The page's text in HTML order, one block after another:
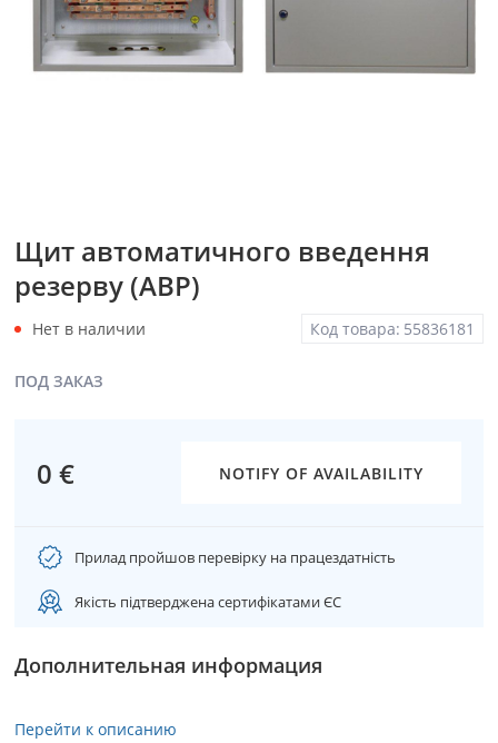
Щит автоматичного введення
резерву (АВР)
Код товара: 55836181
Нет в наличии
ПОД ЗАКАЗ
0 € NOTIFY OF AVAILABILITY
Прилад пройшов перевірку на працездатність
Якість підтверджена сертифікатами ЄС
Дополнительная информация
Перейти к описанию